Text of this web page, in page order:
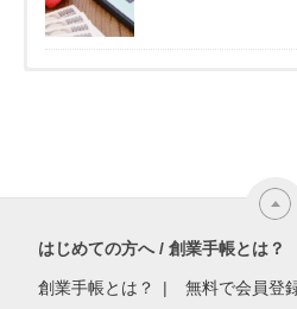
はじめての方へ / 創業手帳とは？
創業手帳とは？ 無料で会員登